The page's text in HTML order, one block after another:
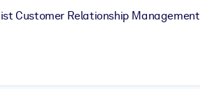
Customer Relationship Management